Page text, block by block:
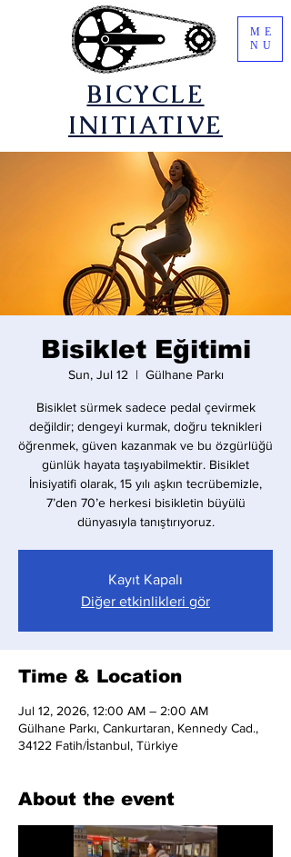
​BICYCLE
INITIATIVE
ME
NU
Bisiklet Eğitimi
Sun, Jul 12
  |
Gülhane Parkı
Bisiklet sürmek sadece pedal çevirmek
değildir; dengeyi kurmak, doğru teknikleri
öğrenmek, güven kazanmak ve bu özgürlüğü
günlük hayata taşıyabilmektir. Bisiklet
İnisiyatifi olarak, 15 yılı aşkın tecrübemizle,
7’den 70’e herkesi bisikletin büyülü
dünyasıyla tanıştırıyoruz.
Kayıt Kapalı
Diğer etkinlikleri gör
Time & Location
Jul 12, 2026, 12:00 AM – 2:00 AM
Gülhane Parkı, Cankurtaran, Kennedy Cad.,
34122 Fatih/İstanbul, Türkiye
About the event